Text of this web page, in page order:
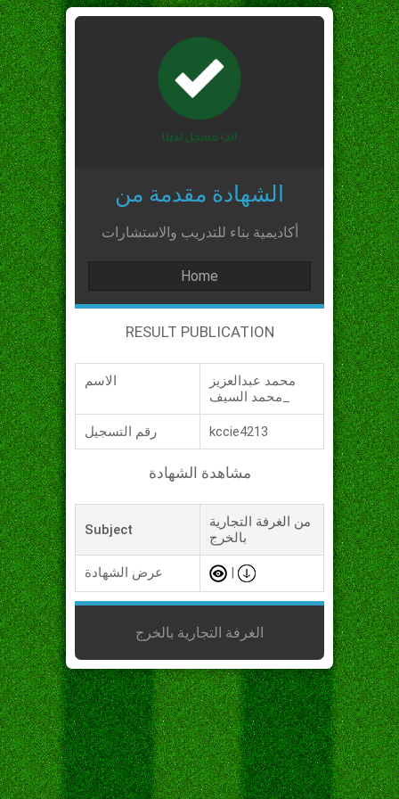
الشهادة مقدمة من
أكاديمية بناء للتدريب والاستشارات
Home
RESULT PUBLICATION
الاسم
محمد عبدالعزيز
رقم التسجيل kccie4213
مشاهدة الشهادة
Subject
من الغرفة التجارية
بالخرج
عرض الشهادة
الغرفة التجارية بالخرج